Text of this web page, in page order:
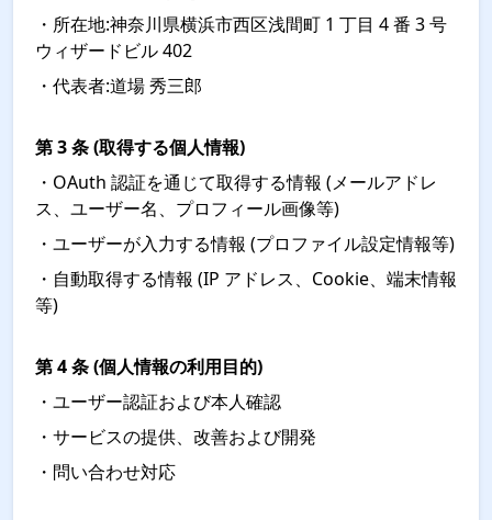
・所在地:神奈川県横浜市西区浅間町 1 丁目 4 番 3 号
ウィザードビル 402
・代表者:道場 秀三郎
第 3 条 (取得する個人情報)
・OAuth 認証を通じて取得する情報 (メールアドレ
ス、ユーザー名、プロフィール画像等)
・ユーザーが入力する情報 (プロファイル設定情報等)
・自動取得する情報 (IP アドレス、Cookie、端末情報
等)
第 4 条 (個人情報の利用目的)
・ユーザー認証および本人確認
・サービスの提供、改善および開発
・問い合わせ対応